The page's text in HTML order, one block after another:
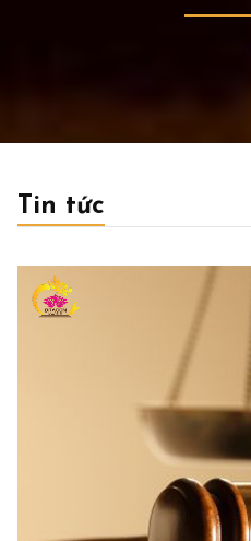
Tin tức